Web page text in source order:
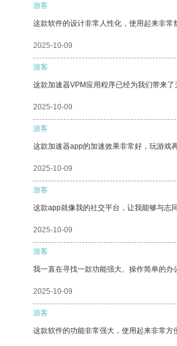
游客
这款软件的设计非常人性化，使用起来非常
2025-10-09
游客
这款加速器VPM应用程序已经为我们带来了
2025-10-09
游客
这款加速器app的加速效果非常好，玩游戏
2025-10-09
游客
这款app就像我的社交平台，让我能够与志
2025-10-09
游客
我一直在寻找一款功能强大、操作简单的办
2025-10-09
游客
这款软件的功能非常强大，使用起来非常方